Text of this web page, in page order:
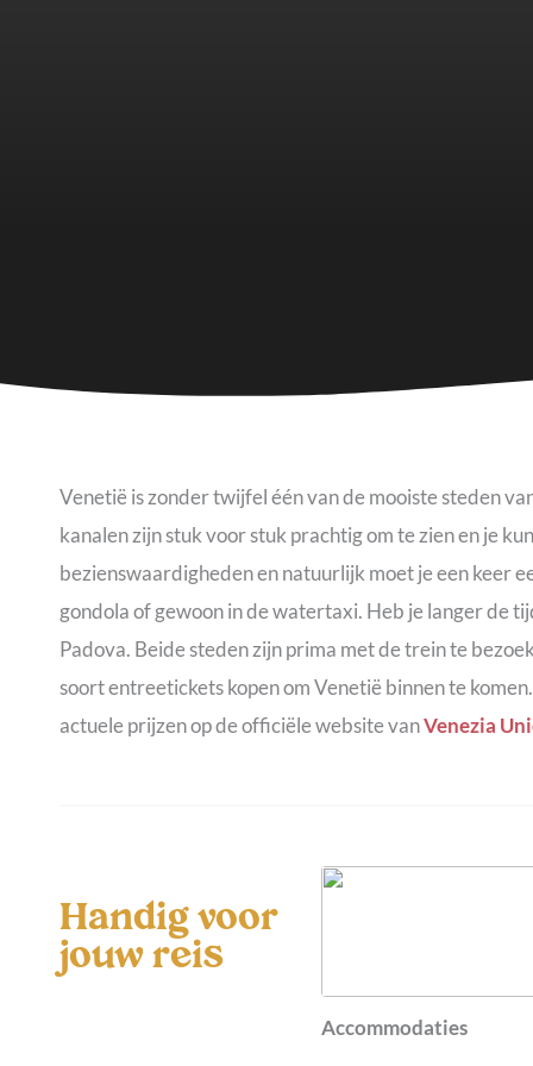
Venetië is zonder twijfel één van de mooiste steden
kanalen zijn stuk voor stuk prachtig om te zien en je
bezienswaardigheden en natuurlijk moet je een keer
gondola of gewoon in de watertaxi. Heb je langer de
Padova. Beide steden zijn prima met de trein te
soort entreetickets kopen om Venetië binnen te
actuele prijzen op de officiële website vanVenezia
Handig voor
jouw reis
Accommodaties